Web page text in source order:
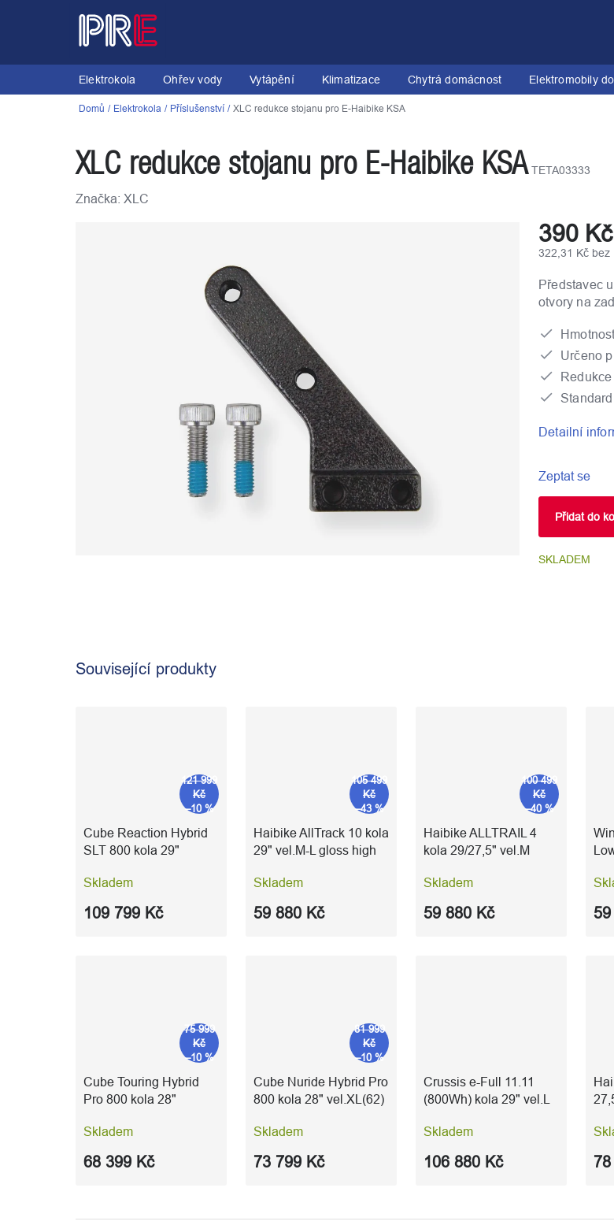
Elektrokola
Ohřev vody Vytápění Klimatizace Chytrá domácnost Elektromobily
Domů Elektrokola Příslušenství XLC redukce stojanu pro E-Haibike KSA
XLC redukce stojanu pro E-Haibike KSA TETA03333
Značka: XLC
390 Kč
322,31 Kč bez
cena:
SKLADEM
Přidat do
Představec
otvory na
Určeno
Detailní
Zeptat se
Související produkty
121 999
Kč
–10 %
Cube Reaction Hybrid
SLT 800 kola 29"
´fume
Skladem
109 799 Kč
105 499
Kč
–43 %
Haibike AllTrack 10 kola
29" vel.M-L gloss high
Skladem
59 880 Kč
100 499
Kč
–40 %
Haibike ALLTRAIL 4
kola 29/27,5" vel.M
Skladem
59 880 Kč
75 999
Kč
–10 %
Cube Touring Hybrid
Pro 800 kola 28"
´black
Skladem
68 399 Kč
81 999
Kč
–10 %
Cube Nuride Hybrid Pro
800 kola 28" vel.XL(62)
Skladem
73 799 Kč
Crussis e-Full 11.11
(800Wh) kola 29" vel.L
Skladem
106 880 Kč